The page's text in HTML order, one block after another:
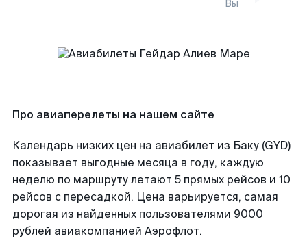
Вы
Про авиаперелеты на нашем сайте
Календарь низких цен на авиабилет из Баку (GYD)
показывает выгодные месяца в году, каждую
неделю по маршруту летают 5 прямых рейсов и 10
рейсов с пересадкой. Цена варьируется, самая
дорогая из найденных пользователями 9000
рублей авиакомпанией Аэрофлот.